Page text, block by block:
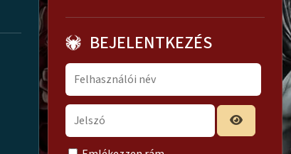
BEJELENTKEZÉS